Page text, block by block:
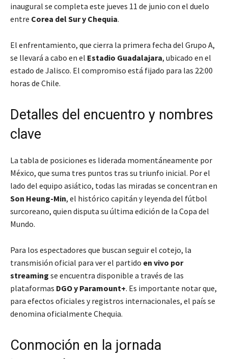
inaugural se completa este jueves 11 de junio con el duelo
entre Corea del Sur y Chequia.
El enfrentamiento, que cierra la primera fecha del Grupo A,
se llevará a cabo en el Estadio Guadalajara, ubicado en el
estado de Jalisco. El compromiso está fijado para las 22:00
horas de Chile.
Detalles del encuentro y nombres
clave
La tabla de posiciones es liderada momentáneamente por
México, que suma tres puntos tras su triunfo inicial. Por el
lado del equipo asiático, todas las miradas se concentran en
Son Heung-Min, el histórico capitán y leyenda del fútbol
surcoreano, quien disputa su última edición de la Copa del
Mundo.
Para los espectadores que buscan seguir el cotejo, la
transmisión oficial para ver el partido en vivo por
streaming se encuentra disponible a través de las
plataformas DGO y Paramount+. Es importante notar que,
para efectos oficiales y registros internacionales, el país se
denomina oficialmente Chequia.
Conmoción en la jornada